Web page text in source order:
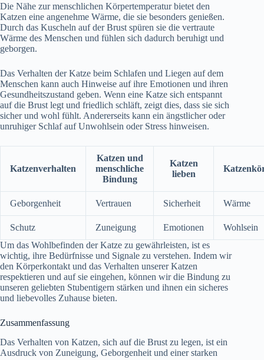
Die Nähe zur menschlichen Körpertemperatur bietet den
Katzen eine angenehme Wärme, die sie besonders genießen.
Durch das Kuscheln auf der Brust spüren sie die vertraute
Wärme des Menschen und fühlen sich dadurch beruhigt und
geborgen.
Das Verhalten der Katze beim Schlafen und Liegen auf dem
Menschen kann auch Hinweise auf ihre Emotionen und ihren
Gesundheitszustand geben. Wenn eine Katze sich entspannt
auf die Brust legt und friedlich schläft, zeigt dies, dass sie sich
sicher und wohl fühlt. Andererseits kann ein ängstlicher oder
unruhiger Schlaf auf Unwohlsein oder Stress hinweisen.
Katzenverhalten
Katzen und
menschliche
Bindung
Katzen
lieben
Geborgenheit Vertrauen Sicherheit Wärme
Schutz Zuneigung Emotionen
Wohlsein
Um das Wohlbefinden der Katze zu gewährleisten, ist es
wichtig, ihre Bedürfnisse und Signale zu verstehen. Indem wir
den Körperkontakt und das Verhalten unserer Katzen
respektieren und auf sie eingehen, können wir die Bindung zu
unseren geliebten Stubentigern stärken und ihnen ein sicheres
und liebevolles Zuhause bieten.
Zusammenfassung
Das Verhalten von Katzen, sich auf die Brust zu legen, ist ein
Ausdruck von Zuneigung, Geborgenheit und einer starken